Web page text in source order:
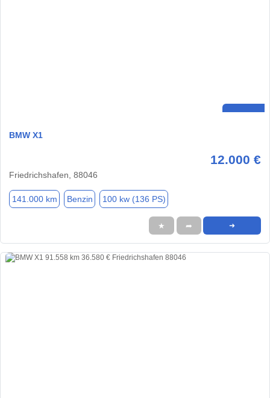
BMW X1
12.000 €
Friedrichshafen, 88046
141.000 km Benzin 100 kw (136 PS)
★ ➦ ➜